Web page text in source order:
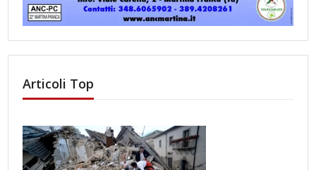
Articoli Top